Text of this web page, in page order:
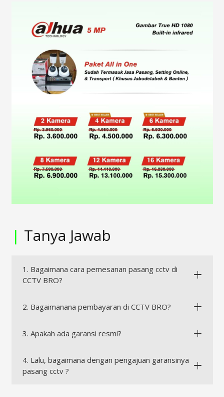
| Tanya Jawab
1. Bagaimana cara pemesanan pasang cctv di
CCTV BRO?
2. Bagaimanana pembayaran di CCTV BRO?
3. Apakah ada garansi resmi?
4. Lalu, bagaimana dengan pengajuan garansinya
pasang cctv ?